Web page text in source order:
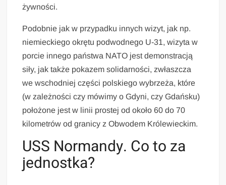
żywności.
Podobnie jak w przypadku innych wizyt, jak np.
niemieckiego okrętu podwodnego U-31, wizyta w
porcie innego państwa NATO jest demonstracją
siły, jak także pokazem solidarności, zwłaszcza
we wschodniej części polskiego wybrzeża, które
(w zależności czy mówimy o Gdyni, czy Gdańsku)
położone jest w linii prostej od około 60 do 70
kilometrów od granicy z Obwodem Królewieckim.
USS Normandy. Co to za
jednostka?